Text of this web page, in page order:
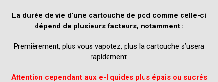
La durée de vie d’une cartouche de pod comme celle-ci
dépend de plusieurs facteurs, notamment :
Premièrement, plus vous vapotez, plus la cartouche s’usera
rapidement.
Attention cependant aux e-liquides plus épais ou sucrés